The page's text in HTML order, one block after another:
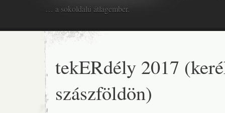
… a sokoldalú átlagember.
tekERdély 2017
szászföldön)